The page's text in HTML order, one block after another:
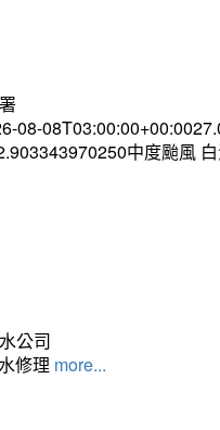
08-
中度颱風
公司
修理 more...